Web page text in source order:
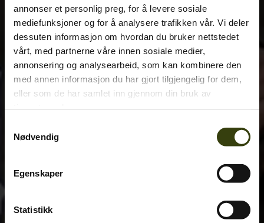
annonser et personlig preg, for å levere sosiale
mediefunksjoner og for å analysere trafikken vår. Vi deler
dessuten informasjon om hvordan du bruker nettstedet
vårt, med partnerne våre innen sosiale medier,
annonsering og analysearbeid, som kan kombinere den
med annen informasjon du har gjort tilgjengelig for dem,
eller som de har samlet inn gjennom din bruk av
Nødvendig
Egenskaper
Statistikk